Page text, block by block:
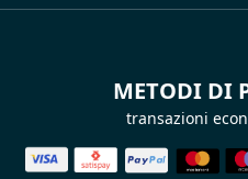
METODI DI
transazioni